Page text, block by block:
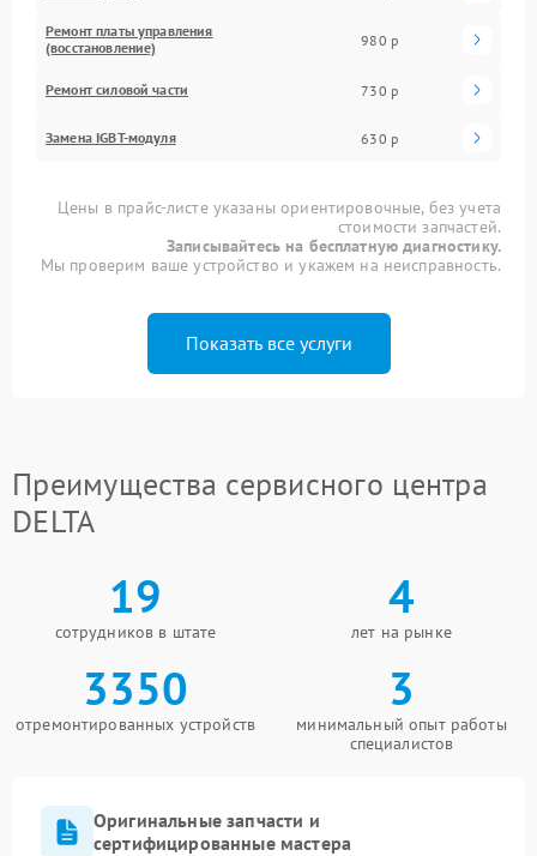
Ремонт платы управления
(восстановление)
980 р
Ремонт силовой части 730 р
Замена IGBT-модуля 630 р
Цены в прайс-листе указаны ориентировочные, без учета
стоимости запчастей.
Записывайтесь на бесплатную диагностику.
Мы проверим ваше устройство и укажем на неисправность.
Показать все услуги
Преимущества сервисного центра
DELTA
19
сотрудников в штате
4
лет на рынке
3350
отремонтированных устройств
3
минимальный опыт работы
специалистов
Оригинальные запчасти и
сертифицированные мастера